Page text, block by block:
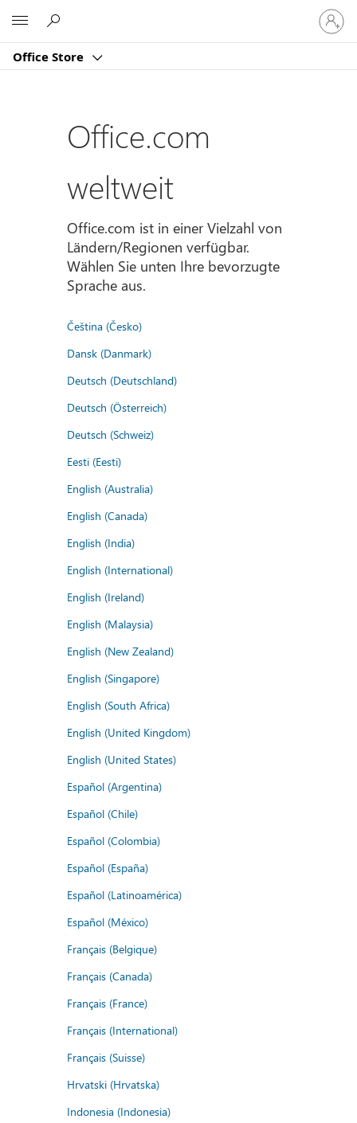
Office Store
Bei
Ihrem
Konto
Office.com
weltweit
Office.com ist in einer Vielzahl von
Ländern/Regionen verfügbar.
Wählen Sie unten Ihre bevorzugte
Sprache aus.
Čeština (Česko)
Dansk (Danmark)
Deutsch (Deutschland)
Deutsch (Österreich)
Deutsch (Schweiz)
Eesti (Eesti)
English (Australia)
English (Canada)
English (India)
English (International)
English (Ireland)
English (Malaysia)
English (New Zealand)
English (Singapore)
English (South Africa)
English (United Kingdom)
English (United States)
Español (Argentina)
Español (Chile)
Español (Colombia)
Español (España)
Español (Latinoamérica)
Español (México)
Français (Belgique)
Français (Canada)
Français (France)
Français (International)
Français (Suisse)
Hrvatski (Hrvatska)
Indonesia (Indonesia)